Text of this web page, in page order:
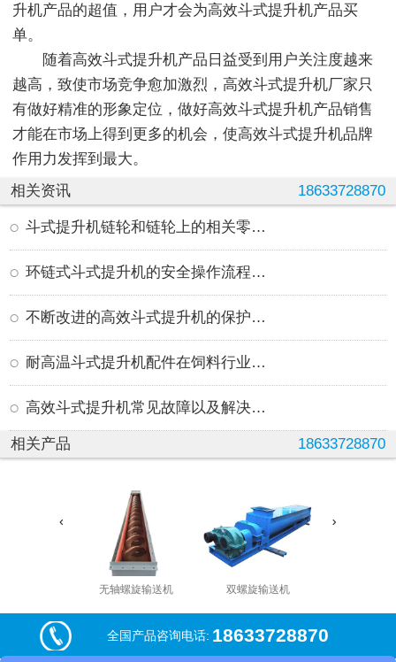
升机产品的超值，用户才会为高效斗式提升机产品买
单。
随着高效斗式提升机产品日益受到用户关注度越来
越高，致使市场竞争愈加激烈，高效斗式提升机厂家只
有做好精准的形象定位，做好高效斗式提升机产品销售
才能在市场上得到更多的机会，使高效斗式提升机品牌
作用力发挥到最大。
相关资讯
18633728870
斗式提升机链轮和链轮上的相关零件说明
环链式斗式提升机的安全操作流程及注意事项
不断改进的高效斗式提升机的保护功能
耐高温斗式提升机配件在饲料行业的运用
高效斗式提升机常见故障以及解决方案
相关产品 18633728870
无轴螺旋输送机 双螺旋输送机
全国产品咨询电话: 18633728870